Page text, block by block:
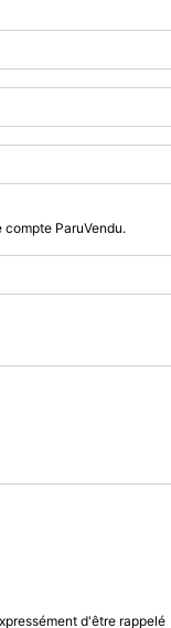
ParuVendu.
d'être rappelé